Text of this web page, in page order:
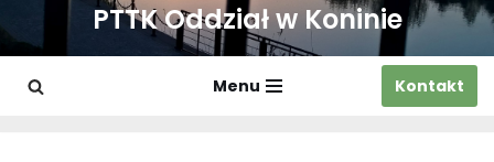
PTTK Oddział w Koninie
Menu Kontakt